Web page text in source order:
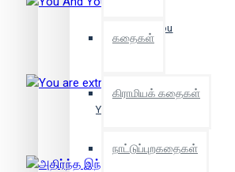
கதைகள்
கிராமியக் கதைகள்
நாட்டுப்புறகதைகள்
You And You
You are extraordinary